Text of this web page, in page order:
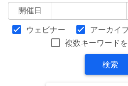
開催日
ウェビナー アーカイ
複数キーワード
検索